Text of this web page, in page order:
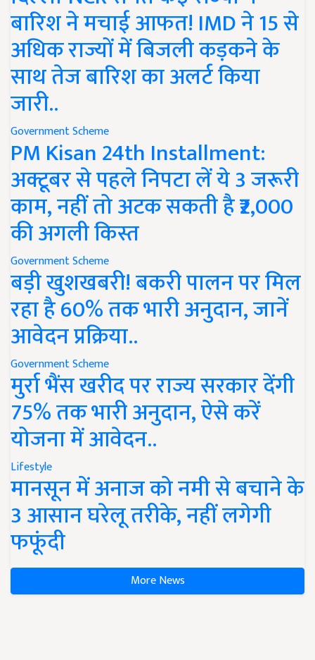
बारिश ने मचाई आफत! IMD ने 15 से
अधिक राज्यों में बिजली कड़कने के
साथ तेज बारिश का अलर्ट किया
जारी..
Government Scheme
PM Kisan 24th Installment:
अक्टूबर से पहले निपटा लें ये 3 जरूरी
काम, नहीं तो अटक सकती है ₹2,000
की अगली किस्त
Government Scheme
बड़ी खुशखबरी! बकरी पालन पर मिल
रहा है 60% तक भारी अनुदान, जानें
आवेदन प्रक्रिया..
Government Scheme
मुर्रा भैंस खरीद पर राज्य सरकार देंगी
75% तक भारी अनुदान, ऐसे करें
योजना में आवेदन..
Lifestyle
मानसून में अनाज को नमी से बचाने के
3 आसान घरेलू तरीके, नहीं लगेगी
फफूंदी
More News